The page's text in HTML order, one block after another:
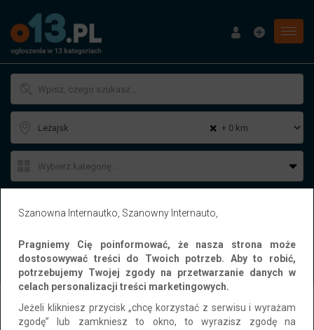
Menu
×
-
WYSZUKAJ
OgłoszeniaLeżajsk
Szanowna Internautko, Szanowny Internauto,
Pragniemy Cię poinformować, że nasza strona może
dostosowywać treści do Twoich potrzeb. Aby to robić,
potrzebujemy Twojej zgody na przetwarzanie danych w
celach personalizacji treści marketingowych.
Jeżeli klikniesz przycisk „chcę korzystać z serwisu i wyrażam
zgodę” lub zamkniesz to okno, to wyrazisz zgodę na